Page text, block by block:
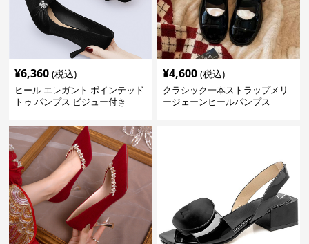
¥6,360 (税込)
ヒール エレガント ポインテッド
トゥ パンプス ビジュー付き
¥4,600 (税込)
クラシック一本ストラップメリ
ージェーンヒールパンプス